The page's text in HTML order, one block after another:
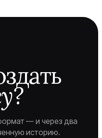
— и через два
историю.